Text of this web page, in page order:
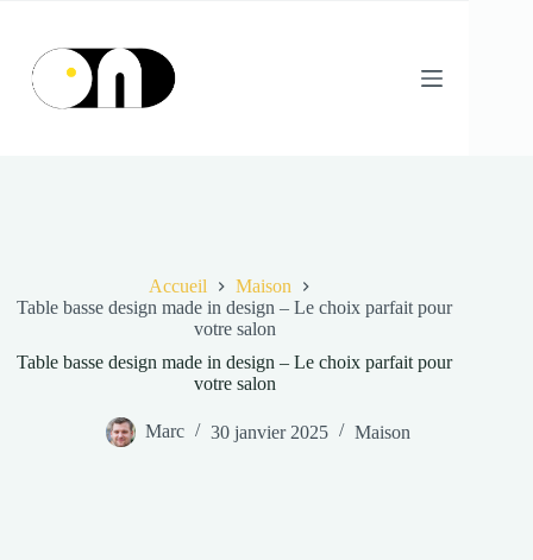
contenu
Accueil
Maison
Table basse design made in design – Le choix parfait pour
votre salon
Table basse design made in design – Le choix parfait pour
votre salon
Marc 30 janvier 2025 Maison